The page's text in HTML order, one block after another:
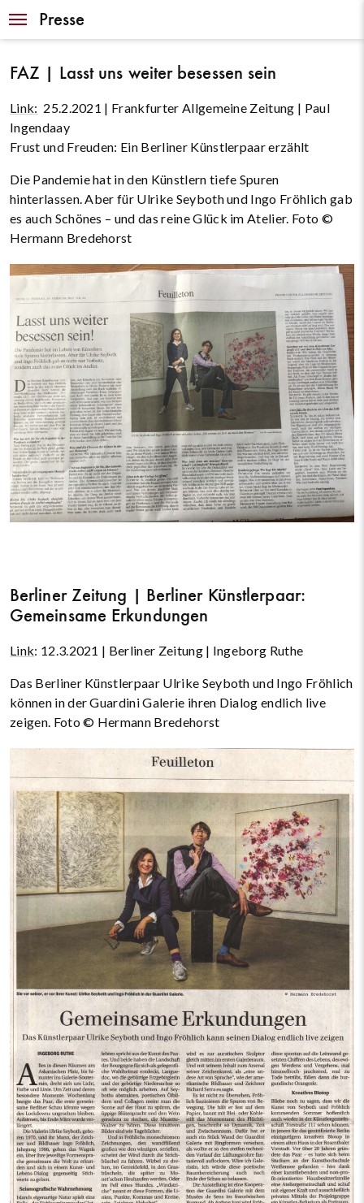
Presse
FAZ | Lasst uns weiter besessen sein
Link: 25.2.2021 | Frankfurter Allgemeine Zeitung | Paul
Ingendaay
Frust und Freuden: Ein Berliner Künstlerpaar erzählt
Die Pandemie hat in den Künstlern tiefe Spuren
hinterlassen. Aber für Ulrike Seyboth und Ingo Fröhlich gab
es auch Schönes – und das reine Glück im Atelier. Foto ©
Hermann Bredehorst
Berliner Zeitung | Berliner Künstlerpaar:
Gemeinsame Erkundungen
Link: 12.3.2021 | Berliner Zeitung | Ingeborg Ruthe
Das Berliner Künstlerpaar Ulrike Seyboth und Ingo Fröhlich
können in der Guardini Galerie ihren Dialog endlich live
zeigen. Foto © Hermann Bredehorst